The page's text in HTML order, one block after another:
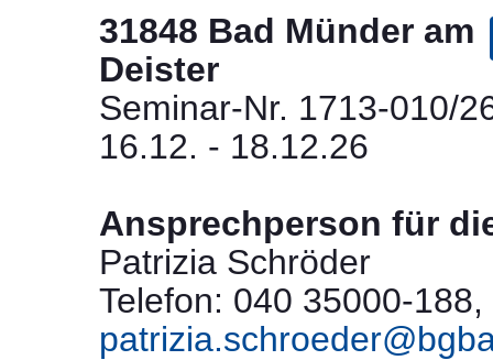
31848 Bad Münder am
Deister
Seminar-Nr. 1713-010/
16.12. - 18.12.26
Ansprechperson für
Patrizia Schröder
Telefon: 040 35000-188,